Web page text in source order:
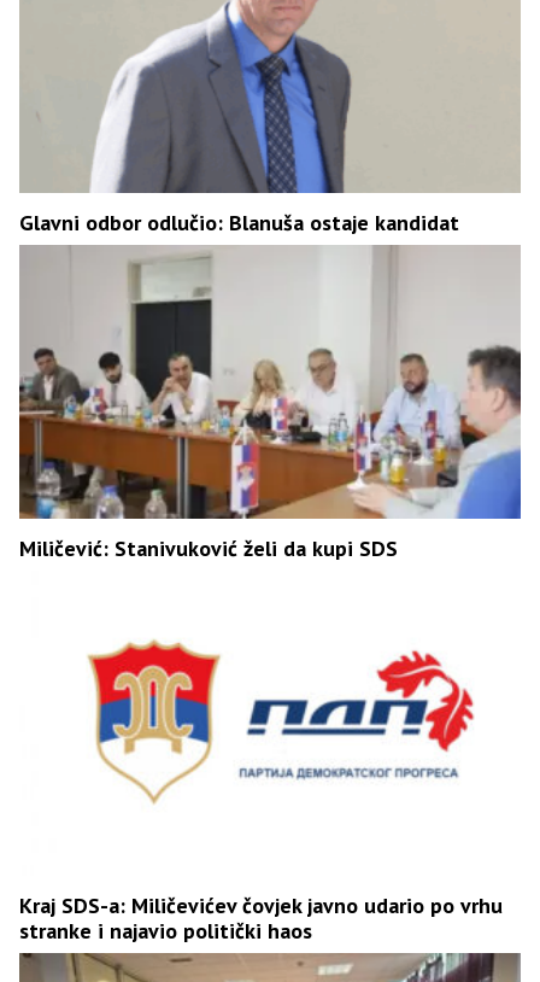
Glavni odbor odlučio: Blanuša ostaje kandidat
Miličević: Stanivuković želi da kupi SDS
Kraj SDS-a: Miličevićev čovjek javno udario po vrhu
stranke i najavio politički haos